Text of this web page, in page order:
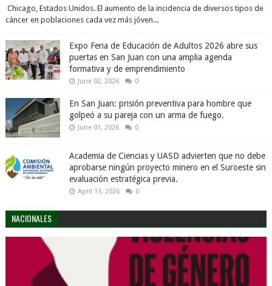
Chicago, Estados Unidos. El aumento de la incidencia de diversos tipos de
cáncer en poblaciones cada vez más jóven...
Expo Feria de Educación de Adultos 2026 abre sus
puertas en San Juan con una amplia agenda
formativa y de emprendimiento
June 02, 2026 0
En San Juan: prisión preventiva para hombre que
golpeó a su pareja con un arma de fuego.
June 01, 2026 0
Academia de Ciencias y UASD advierten que no debe
aprobarse ningún proyecto minero en el Suroeste sin
evaluación estratégica previa.
April 13, 2026 0
NACIONALES